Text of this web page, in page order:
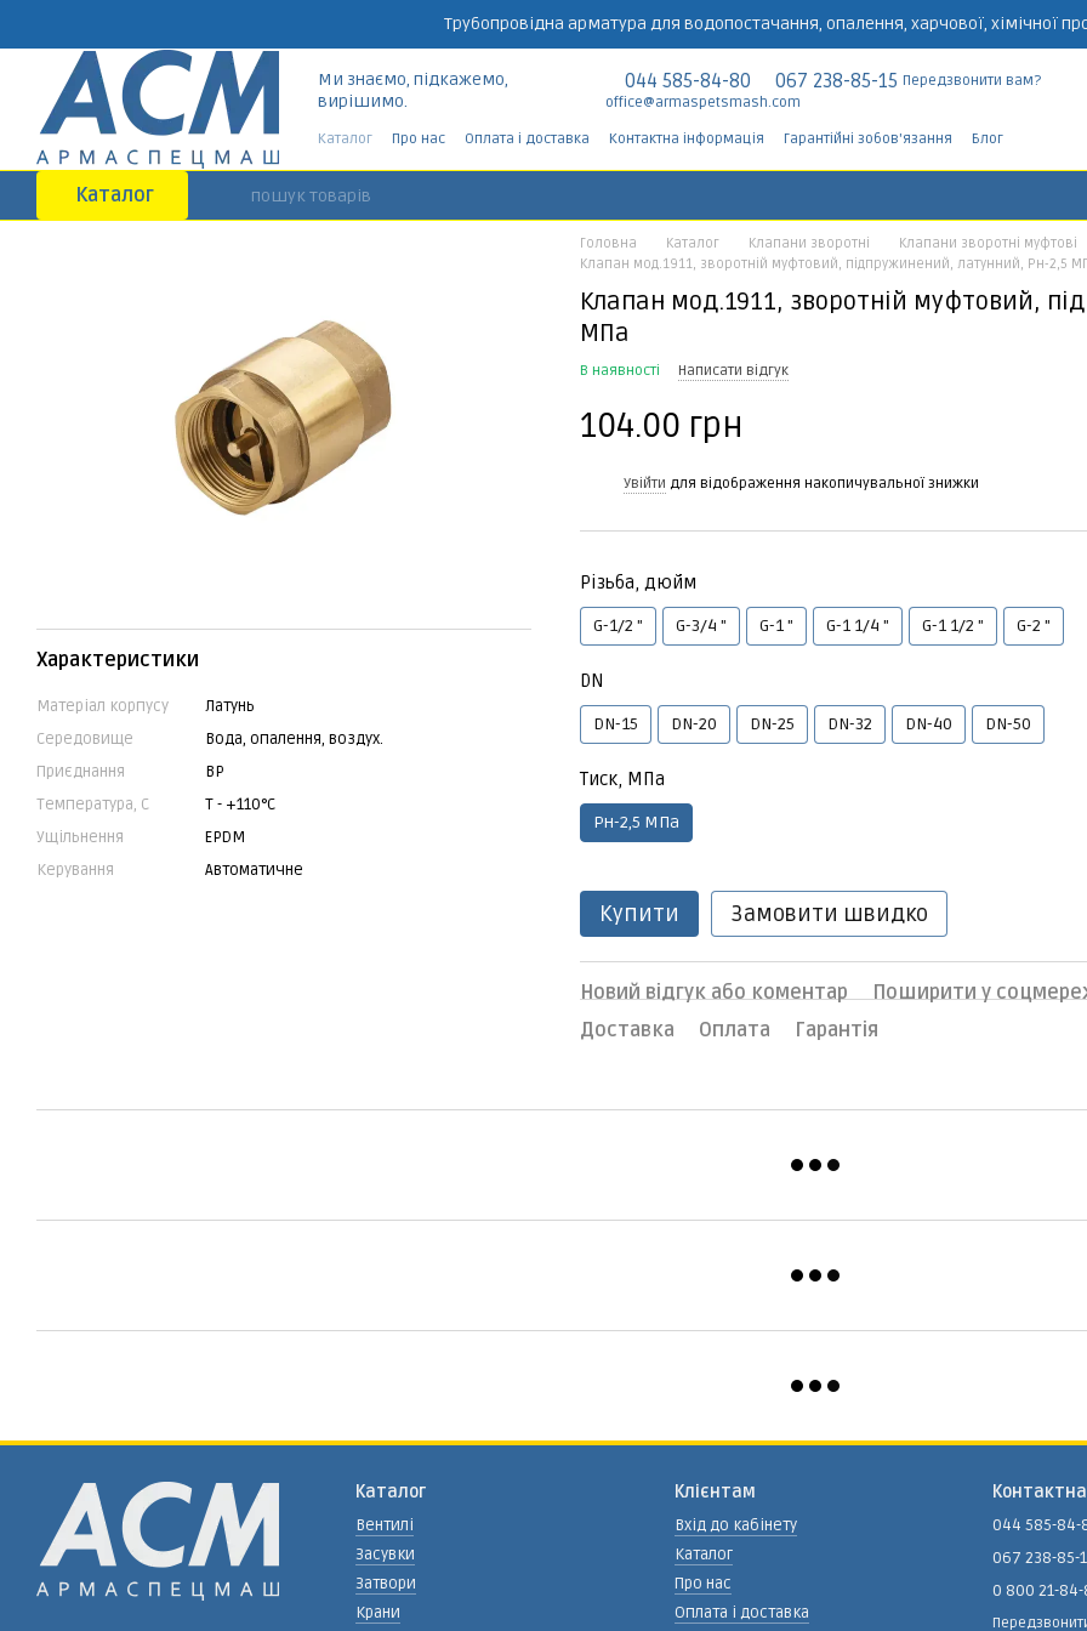
Трубопровідна арматура для водопостачання, опалення, харчової, хімічної
Ми знаємо, підкажемо,
вирішимо.
044 585-84-80 067 238-85-15 Передзвонити вам?
office@armaspetsmash.com
Каталог
Про нас Оплата і доставка Контактна інформація Гарантійні зобов'язання Блог
Каталог
Характеристики
Матеріал корпусу
Латунь
Середовище
Вода, опалення, воздух.
Приєднання
ВР
Температура, С
Т - +110°C
Ущільнення
EPDM
Керування
Автоматичне
Головна Каталог Клапани зворотні
Клапани зворотні муфтові
Клапан мод.1911, зворотній муфтовий, підпружинений, латунний, Рн-2,5
Клапан мод.1911, зворотній муфтовий,
МПа
В наявності Написати відгук
104.00 грн
Увійти для відображення накопичувальної знижки
Різьба, дюйм
G-1/2 " G-3/4 " G-1 " G-1 1/4 " G-1 1/2 " G-2 "
DN
DN-15 DN-20 DN-25 DN-32 DN-40 DN-50
Тиск, МПа
Рн-2,5 МПа
Купити Замовити швидко
Новий відгук або коментар
Поширити у
Доставка
Оплата Гарантія
Каталог
Вентилі
Засувки
Затвори
Крани
Клієнтам
Вхід до кабінету
Каталог
Про нас
Оплата і доставка
044 585-84-
067 238-85-
0 800 21-